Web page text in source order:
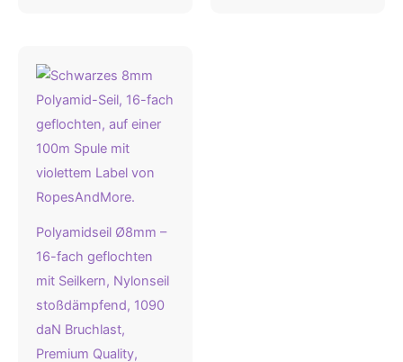
Polyamidseil Ø8mm –
16-fach geflochten
mit Seilkern, Nylonseil
stoßdämpfend, 1090
daN Bruchlast,
Premium Quality,